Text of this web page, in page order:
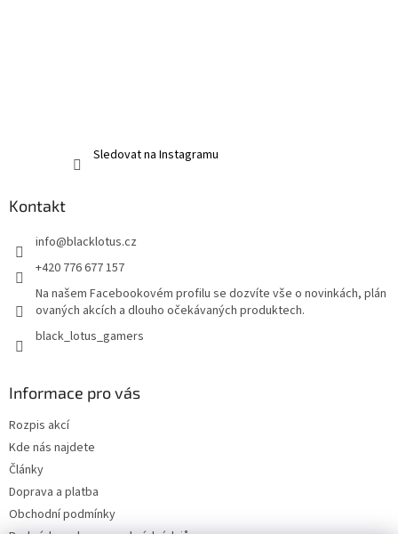
Sledovat na Instagramu
Kontakt
info@blacklotus.cz
+420 776 677 157
Na našem Facebookovém profilu se dozvíte vše o novinkách, plán
ovaných akcích a dlouho očekávaných produktech.
black_lotus_gamers
Informace pro vás
Rozpis akcí
Kde nás najdete
Články
Doprava a platba
Obchodní podmínky